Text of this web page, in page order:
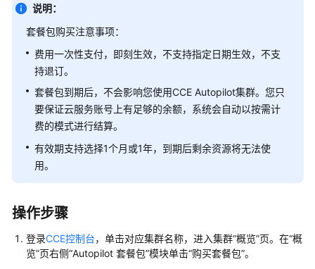
告
产
品
介
费
说
速
门
说明：
套餐包购买注意事项：
费用一次性支付，即刻生效，不支持指定日期生效，不支
持退订。
套餐包到期后，不会影响您使用CCE Autopilot集群。您只
要保证云服务账号上有足够的余额，系统会自动以按需计
费的模式进行结算。
有效期支持选择1个月或1年，到期后剩余资源将无法使
用。
操作步骤
登录CCE控制台，单击对应集群名称，进入集群“概览”页。在“概
览”页右侧“Autopilot 套餐包”模块单击“购买套餐包”。